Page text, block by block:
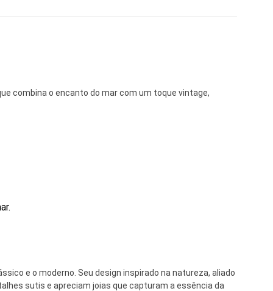
combina o encanto do mar com um toque vintage,
e o moderno. Seu design inspirado na natureza, aliado
sutis e apreciam joias que capturam a essência da